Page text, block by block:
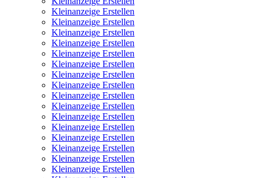
Kleinanzeige Erstellen
Kleinanzeige Erstellen
Kleinanzeige Erstellen
Kleinanzeige Erstellen
Kleinanzeige Erstellen
Kleinanzeige Erstellen
Kleinanzeige Erstellen
Kleinanzeige Erstellen
Kleinanzeige Erstellen
Kleinanzeige Erstellen
Kleinanzeige Erstellen
Kleinanzeige Erstellen
Kleinanzeige Erstellen
Kleinanzeige Erstellen
Kleinanzeige Erstellen
Kleinanzeige Erstellen